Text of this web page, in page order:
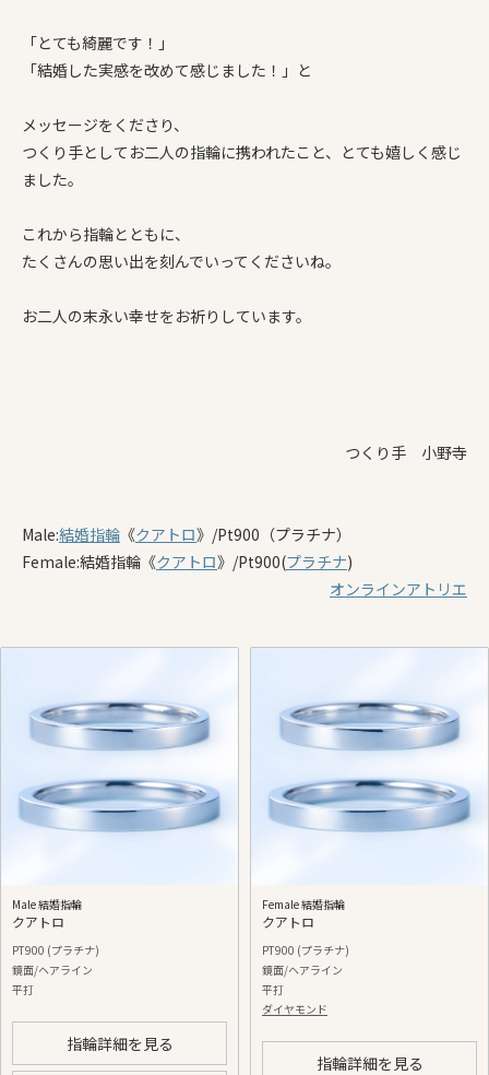
「とても綺麗です！」
「結婚した実感を改めて感じました！」と
メッセージをくださり、
つくり手としてお二人の指輪に携われたこと、とても嬉しく感じ
ました。
これから指輪とともに、
たくさんの思い出を刻んでいってくださいね。
お二人の末永い幸せをお祈りしています。
つくり手 小野寺
Male:結婚指輪 《クアトロ》/Pt900（プラチナ）
Female:結婚指輪《クアトロ》/Pt900(プラチナ)
オンラインアトリエ
Male 結婚指輪
クアトロ
PT900 (プラチナ)
鏡面/ヘアライン
平打
指輪詳細を見る
Female 結婚指輪
クアトロ
PT900 (プラチナ)
鏡面/ヘアライン
平打
ダイヤモンド
指輪詳細を見る